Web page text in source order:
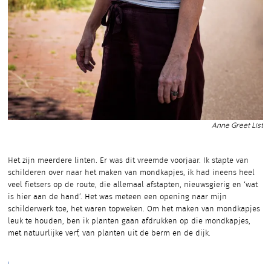
Anne Greet List
Het zijn meerdere linten. Er was dit vreemde voorjaar. Ik stapte van
schilderen over naar het maken van mondkapjes, ik had ineens heel
veel fietsers op de route, die allemaal afstapten, nieuwsgierig en ‘wat
is hier aan de hand’. Het was meteen een opening naar mijn
schilderwerk toe, het waren topweken. Om het maken van mondkapjes
leuk te houden, ben ik planten gaan afdrukken op die mondkapjes,
met natuurlijke verf, van planten uit de berm en de dijk.